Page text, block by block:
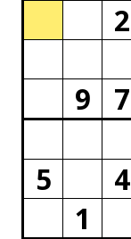
2
9
7
5
4
1